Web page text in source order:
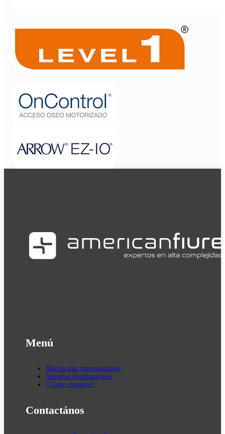
Menú
Marcas que representamos.
Nuestros distribuidores.
¿Cómo comprar?
Contactános